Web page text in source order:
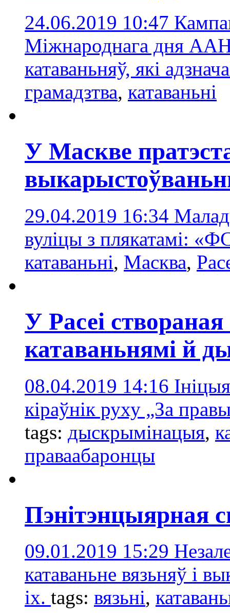
24.06.2019 10:47
Міжнароднага дня
катаваньняў, які
грамадзтва, катаваньні
У Маскве
29.04.2019 16:34
вуліцы з плякатамі:
катаваньні, Масква,
У Расеі
катаваньнямі й
08.04.2019 14:16
кіраўнік руху „За
tags: дыскрымінацыя,
праваабаронцы
Пэнітэнцыярная
09.01.2019 15:29
катаваньне вязьняў і
іх. tags: вязьні,